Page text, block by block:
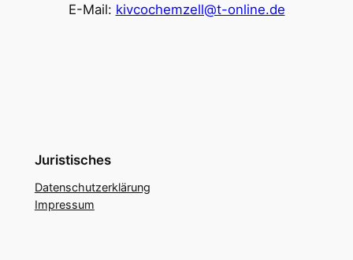
E-Mail: kivcochemzell@t-online.de
Juristisches
Datenschutzerklärung
Impressum